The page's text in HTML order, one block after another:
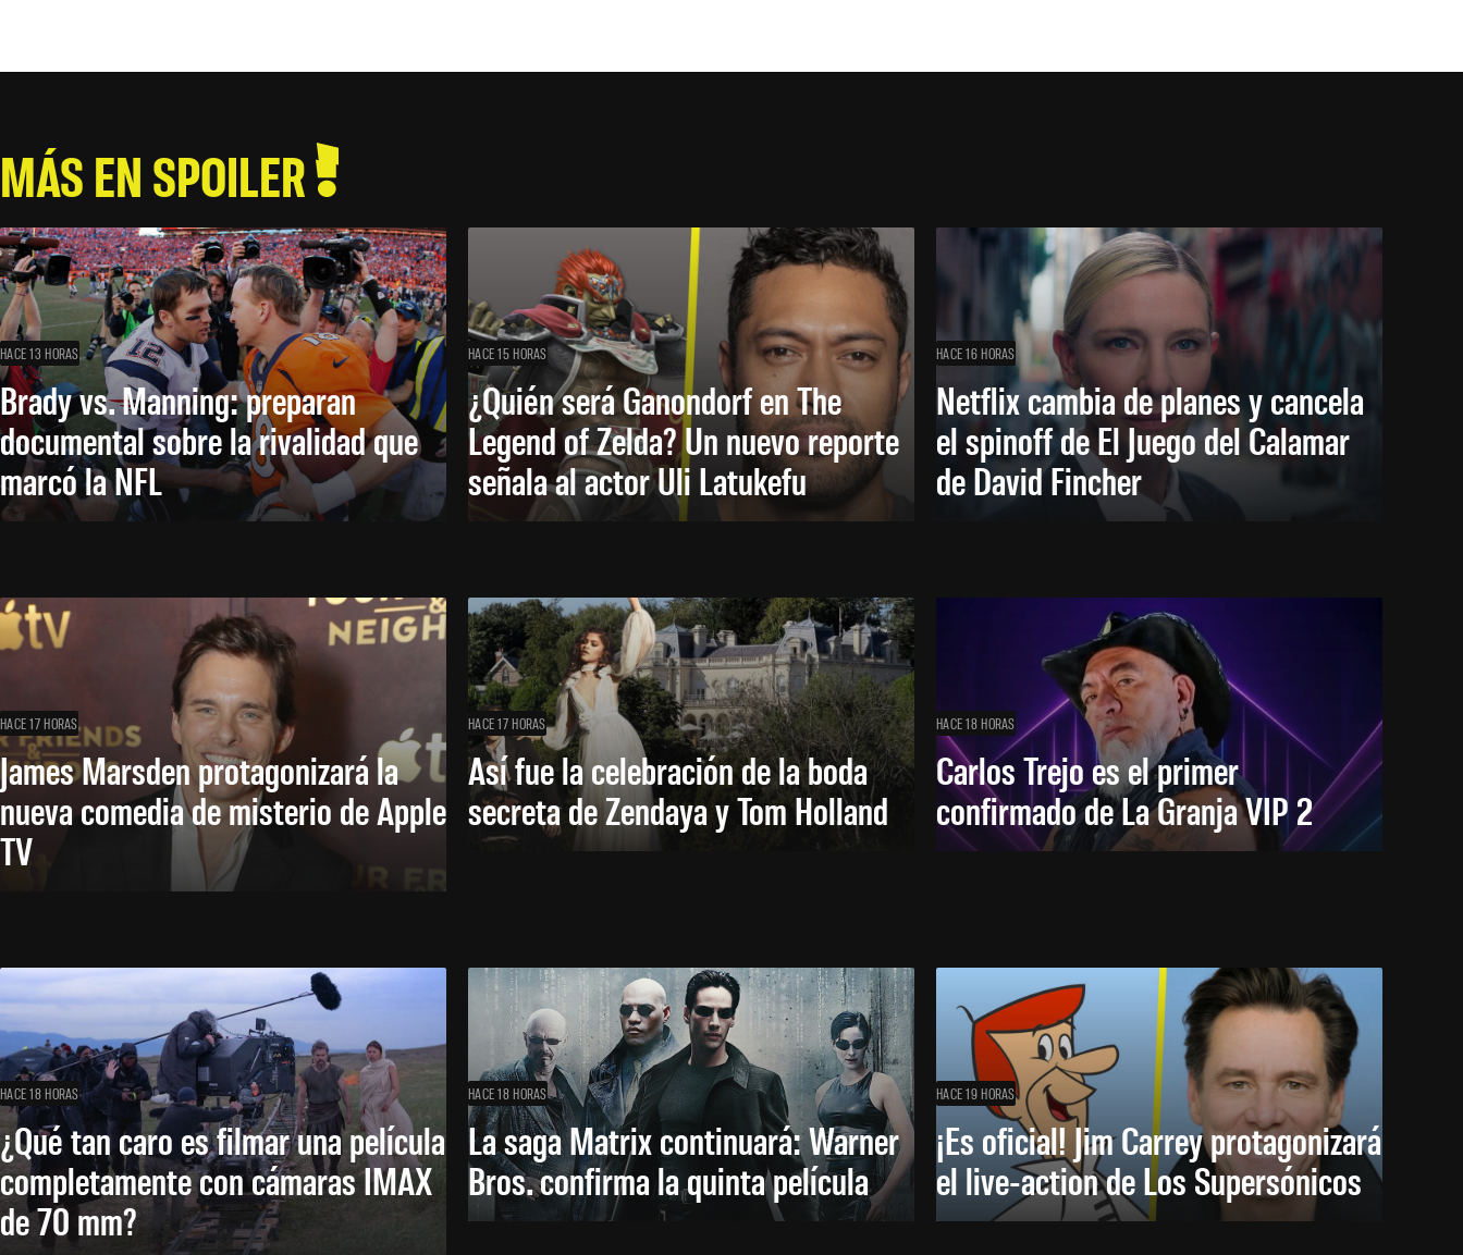
MÁS EN SPOILER
HACE 13 HORAS
Brady vs. Manning: preparan
documental sobre la rivalidad que
marcó la NFL
HACE 15 HORAS
¿Quién será Ganondorf en The
Legend of Zelda? Un nuevo reporte
señala al actor Uli Latukefu
HACE 16 HORAS
Netflix cambia de planes y cancela
el spinoff de El Juego del Calamar
de David Fincher
HACE 17 HORAS
James Marsden protagonizará la
nueva comedia de misterio de Apple
TV
HACE 17 HORAS
Así fue la celebración de la boda
secreta de Zendaya y Tom Holland
HACE 18 HORAS
Carlos Trejo es el primer
confirmado de La Granja VIP 2
HACE 18 HORAS
¿Qué tan caro es filmar una película
completamente con cámaras IMAX
de 70 mm?
HACE 18 HORAS
La saga Matrix continuará: Warner
Bros. confirma la quinta película
HACE 19 HORAS
¡Es oficial! Jim Carrey protagonizará
el live-action de Los Supersónicos